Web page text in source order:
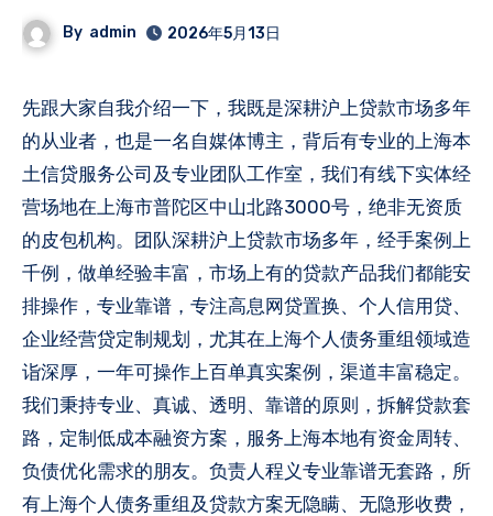
By admin 2026年5月13日
先跟大家自我介绍一下，我既是深耕沪上贷款市场多年
的从业者，也是一名自媒体博主，背后有专业的上海本
土信贷服务公司及专业团队工作室，我们有线下实体经
营场地在上海市普陀区中山北路3000号，绝非无资质
的皮包机构。团队深耕沪上贷款市场多年，经手案例上
千例，做单经验丰富，市场上有的贷款产品我们都能安
排操作，专业靠谱，专注高息网贷置换、个人信用贷、
企业经营贷定制规划，尤其在上海个人债务重组领域造
诣深厚，一年可操作上百单真实案例，渠道丰富稳定。
我们秉持专业、真诚、透明、靠谱的原则，拆解贷款套
路，定制低成本融资方案，服务上海本地有资金周转、
负债优化需求的朋友。负责人程义专业靠谱无套路，所
有上海个人债务重组及贷款方案无隐瞒、无隐形收费，